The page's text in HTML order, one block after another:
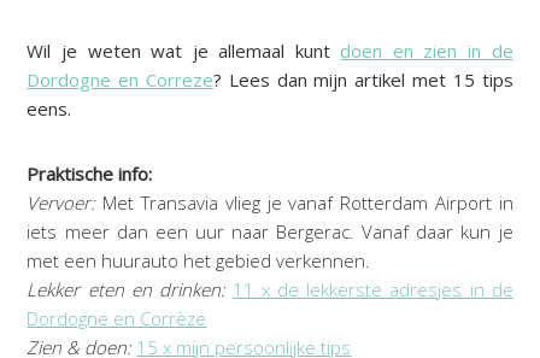
Wil je weten wat je allemaal kunt doen en zien in de
Dordogne en Correze? Lees dan mijn artikel met 15 tips
eens.
Praktische info:
Vervoer: Met Transavia vlieg je vanaf Rotterdam Airport in
iets meer dan een uur naar Bergerac. Vanaf daar kun je
met een huurauto het gebied verkennen.
Lekker eten en drinken: 11 x de lekkerste adresjes in de
Dordogne en Corrèze
Zien & doen: 15 x mijn persoonlijke tips